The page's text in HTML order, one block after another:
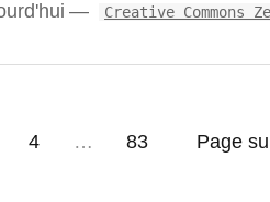
Creative Commons
4 … 83 Page